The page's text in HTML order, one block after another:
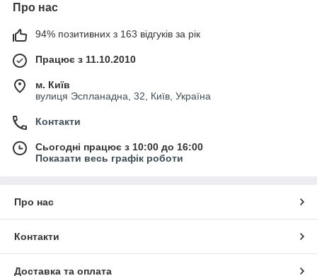
Про нас
94% позитивних з 163 відгуків за рік
Працює з 11.10.2010
м. Київ
вулиця Эспланадна, 32, Київ, Україна
Контакти
Сьогодні працює з 10:00 до 16:00
Показати весь графік роботи
Про нас
Контакти
Доставка та оплата